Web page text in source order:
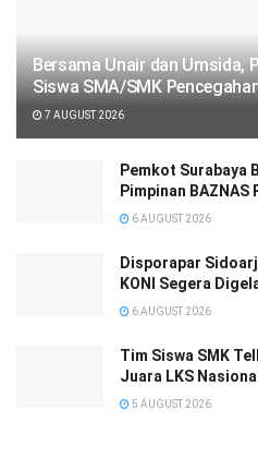
Bersama Unair dan Umsida,
Siswa SMA/SMK
7 AUGUST 2026
Pemkot Surabaya
Pimpinan
6 AUGUST 2026
Disporapar
KONI Segera
6 AUGUST 2026
Tim Siswa SMK
Juara LKS
5 AUGUST 2026